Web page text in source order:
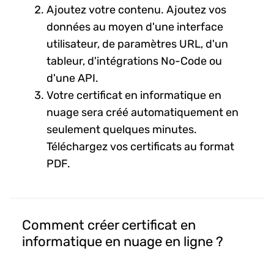
Ajoutez votre contenu. Ajoutez vos
données au moyen d'une interface
utilisateur, de paramètres URL, d'un
tableur, d'intégrations No-Code ou
d'une API.
Votre certificat en informatique en
nuage sera créé automatiquement en
seulement quelques minutes.
Téléchargez vos certificats au format
PDF.
Comment créer certificat en
informatique en nuage en ligne ?